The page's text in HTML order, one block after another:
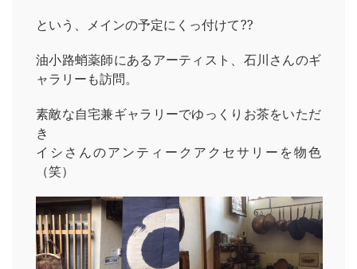
という、メインの予定にくっ付けて??
油小路蛸薬師にあるアーティスト、石川さんのギ
ャラリーも訪問。
素敵な自宅兼ギャラリーでゆっくりお茶をいただ
き
イシさんのアンティークアクセサリーを物色
（笑）